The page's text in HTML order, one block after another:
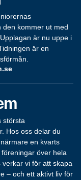
den kommer ut med
är nu uppe i
är en
största
Hos oss delar du
en kvarts
över hela
verkar vi för att skapa
– och ett aktivt liv för